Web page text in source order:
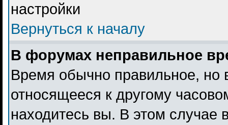
настройки
Вернуться к началу
В форумах неправильное
Время обычно правильное, но
относящееся к другому
находитесь вы. В этом случае